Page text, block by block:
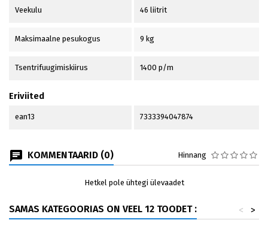
Veekulu 46 liitrit
Maksimaalne pesukogus 9 kg
Tsentrifuugimiskiirus 1400 p/m
Eriviited
ean13 7333394047874
KOMMENTAARID (0) Hinnang
Hetkel pole ühtegi ülevaadet
SAMAS KATEGOORIAS ON VEEL 12 TOODET : >
<